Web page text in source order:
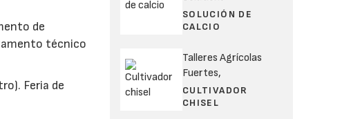
de
técnico
Feria de
SOLUCIÓN DE
CALCIO
Talleres Agrícolas
Fuertes,
CULTIVADOR
CHISEL